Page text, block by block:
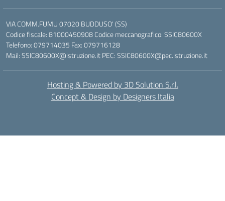
VIA COMM.FUMU 07020 BUDDUSO' (SS)
Codice fiscale: 81000450908 Codice meccanografico: SSIC80600X
Telefono: 079714035 Fax: 079716128
Mail: SSIC80600X@istruzione.it PEC: SSIC80600X@pec.istruzione.it
Hosting & Powered by 3D Solution S.r.l.
Concept & Design by Designers Italia